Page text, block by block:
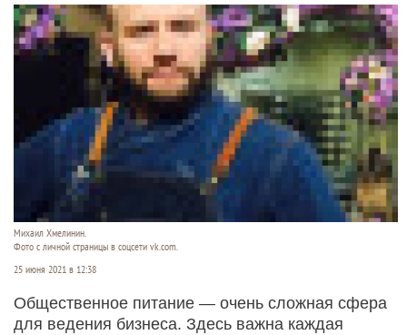
Михаил Хмелинин.
Фото с личной страницы в соцсети vk.com.
25 июня 2021 в 12:38
Общественное питание — очень сложная сфера
для ведения бизнеса. Здесь важна каждая